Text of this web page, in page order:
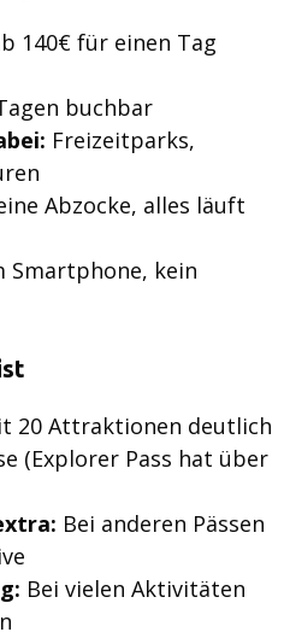
140€ für einen Tag
buchbar
Freizeitparks,
Abzocke, alles läuft
Smartphone, kein
20 Attraktionen deutlich
(Explorer Pass hat über
Bei anderen Pässen
Bei vielen Aktivitäten